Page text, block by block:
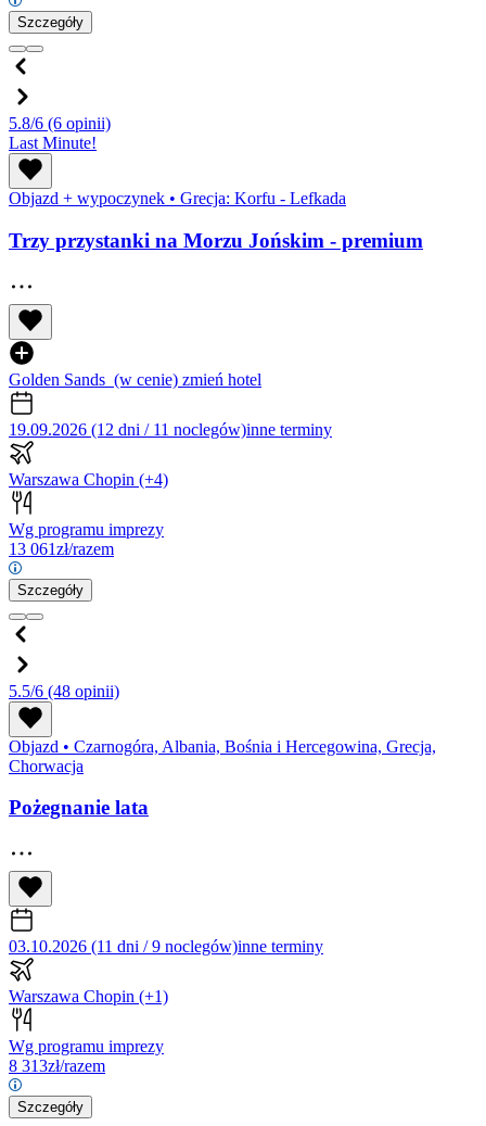
Szczegóły
5.8/6 (6 opinii)
Last Minute!
Objazd + wypoczynek • Grecja: Korfu - Lefkada
Trzy przystanki na Morzu Jońskim - premium
Golden Sands (w cenie) zmień hotel
19.09.2026 (12 dni / 11 noclegów)inne terminy
Warszawa Chopin (+4)
Wg programu imprezy
13 061zł/razem
Szczegóły
5.5/6 (48 opinii)
Objazd • Czarnogóra, Albania, Bośnia i Hercegowina, Grecja,
Chorwacja
Pożegnanie lata
03.10.2026 (11 dni / 9 noclegów)inne terminy
Warszawa Chopin (+1)
Wg programu imprezy
8 313zł/razem
Szczegóły